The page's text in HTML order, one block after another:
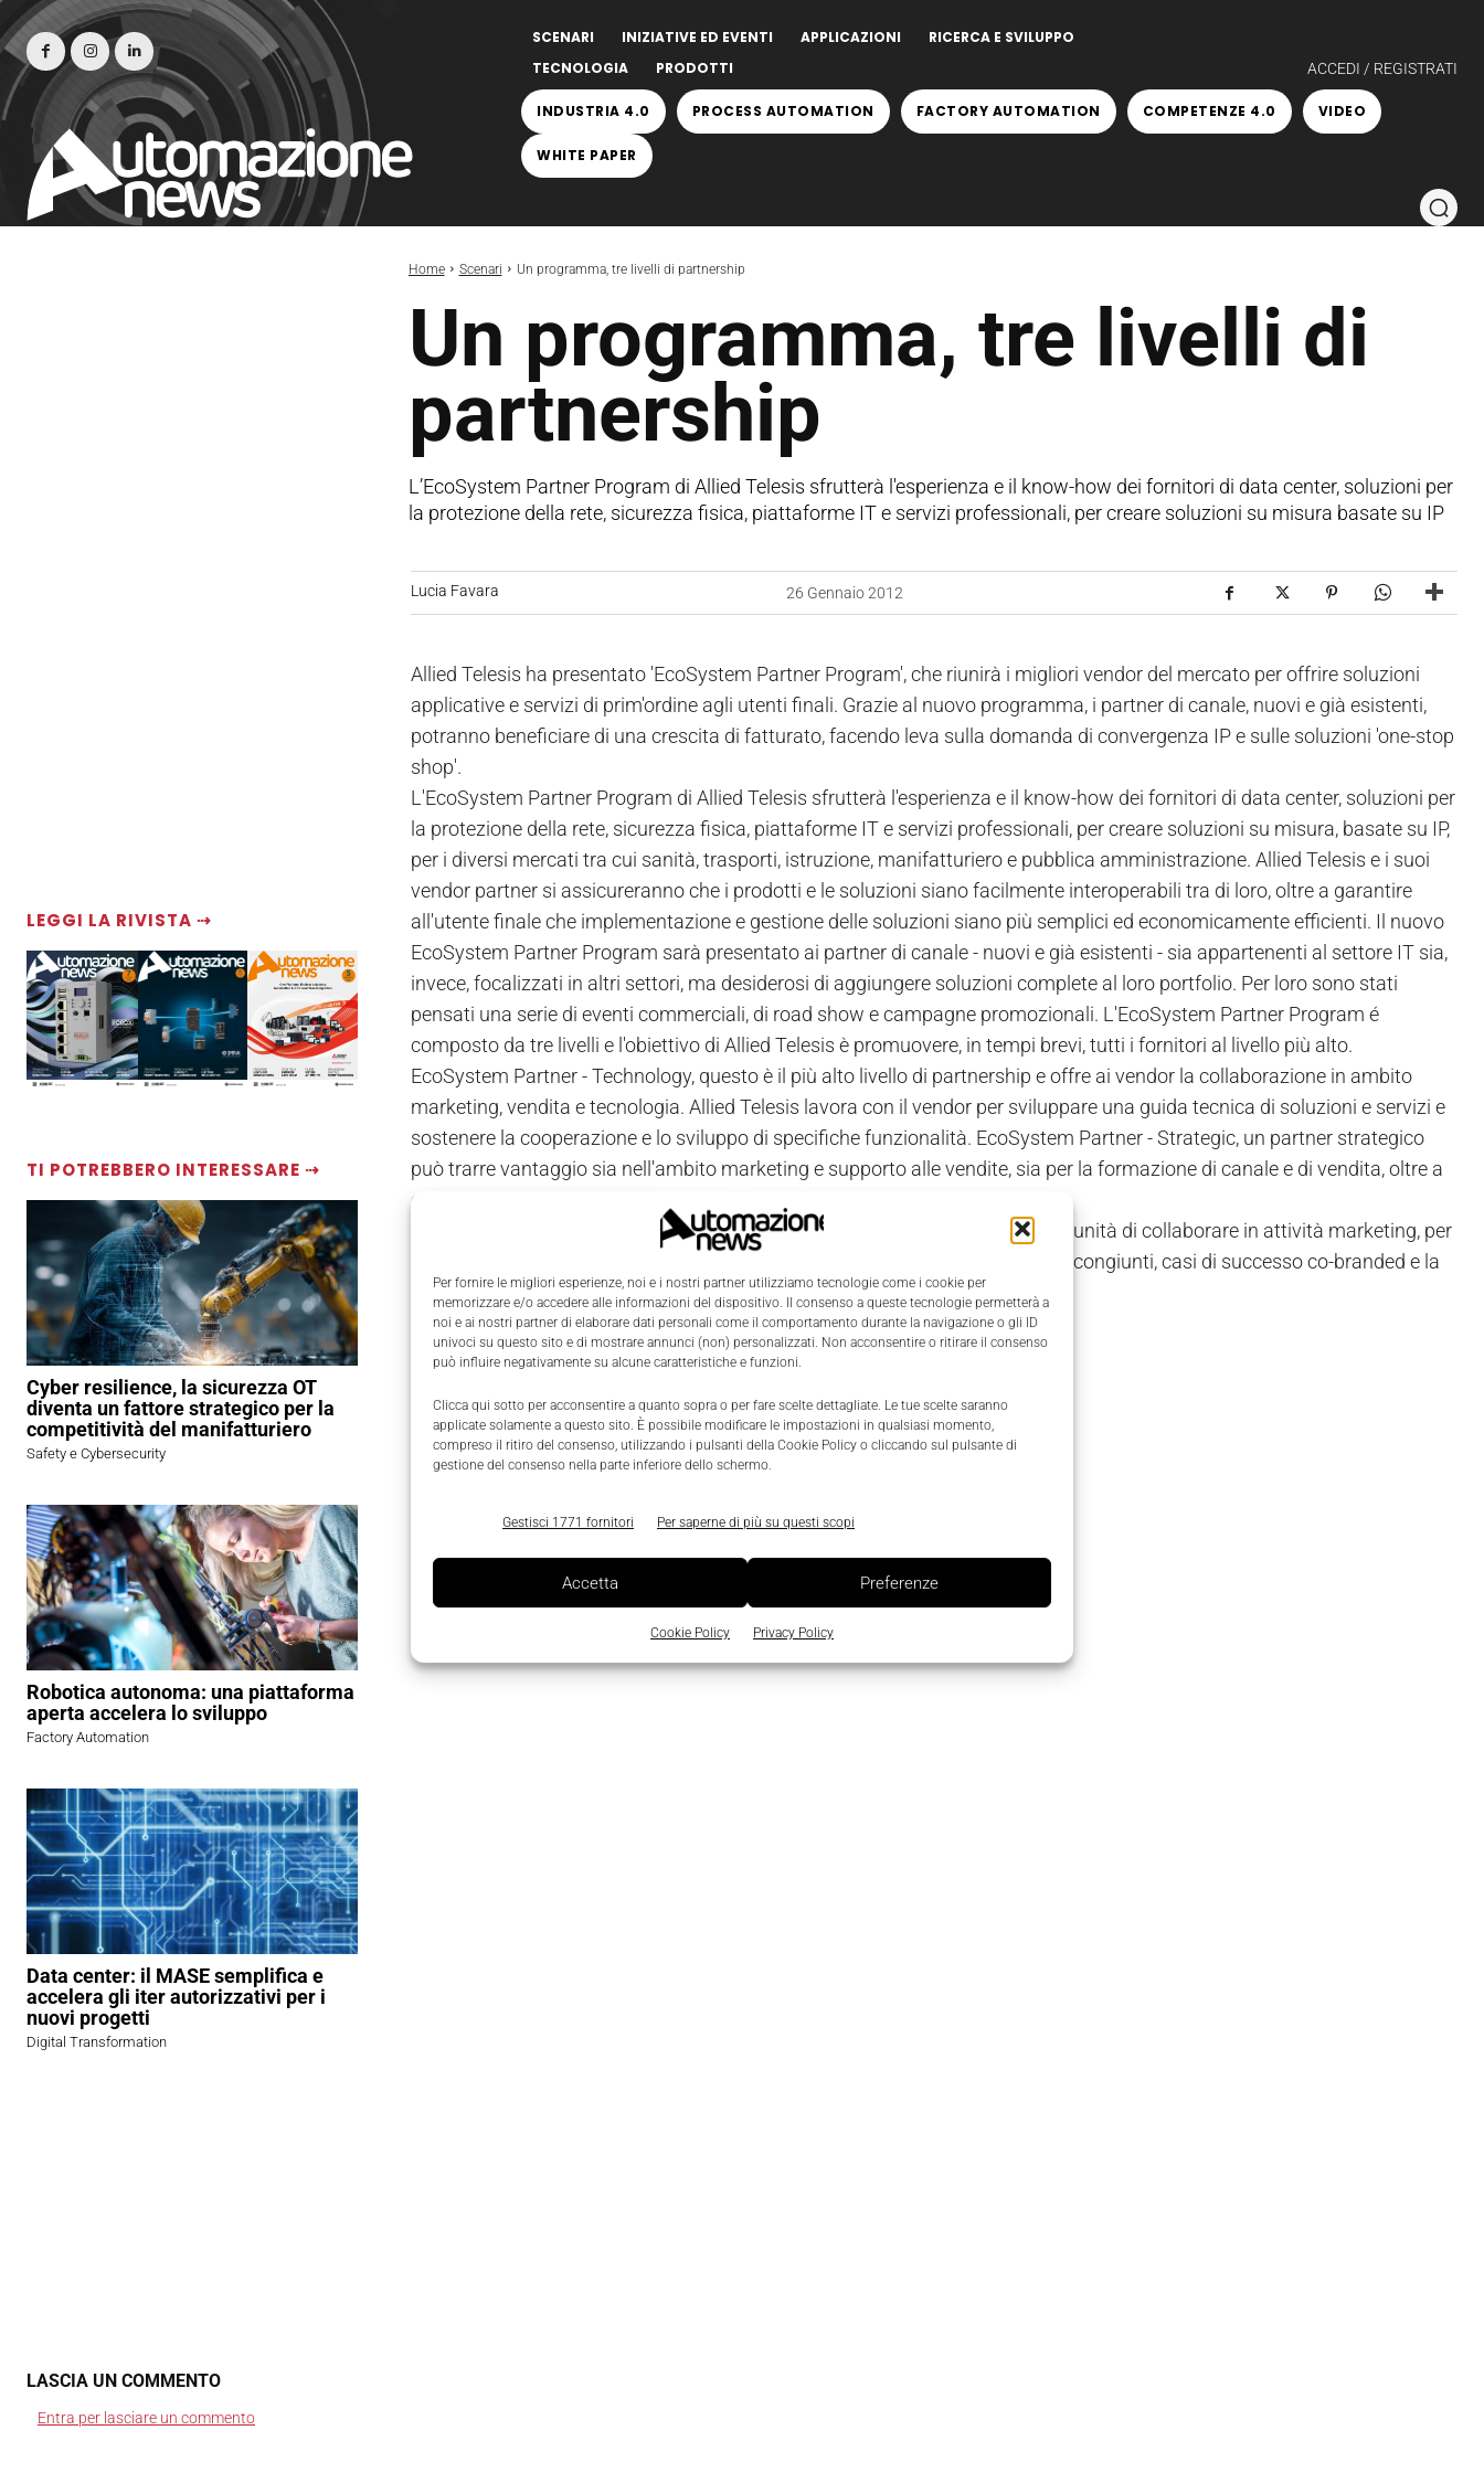
Per fornire le migliori esperienze, noi e i nostri partner utilizziamo tecnologie come i cookie per
memorizzare e/o accedere alle informazioni del dispositivo. Il consenso a queste tecnologie permetterà a
noi e ai nostri partner di elaborare dati personali come il comportamento durante la navigazione o gli ID
univoci su questo sito e di mostrare annunci (non) personalizzati. Non acconsentire o ritirare il consenso
può influire negativamente su alcune caratteristiche e funzioni.
Clicca qui sotto per acconsentire a quanto sopra o per fare scelte dettagliate. Le tue scelte saranno
applicate solamente a questo sito. È possibile modificare le impostazioni in qualsiasi momento,
compreso il ritiro del consenso, utilizzando i pulsanti della Cookie Policy o cliccando sul pulsante di
gestione del consenso nella parte inferiore dello schermo.
Gestisci 1771 fornitori Per saperne di più su questi scopi
Accetta Preferenze
Cookie Policy Privacy Policy
SCENARI INIZIATIVE ED EVENTI APPLICAZIONI
RICERCA E SVILUPPO
TECNOLOGIA
PRODOTTI ACCEDI / REGISTRATI
INDUSTRIA 4.0 PROCESS AUTOMATION FACTORY AUTOMATION COMPETENZE 4.0 VIDEO
WHITE PAPER
Home Scenari Un programma, tre livelli di partnership
Un programma, tre livelli di
partnership
L’EcoSystem Partner Program di Allied Telesis sfrutterà l'esperienza e il know-how dei fornitori di data center, soluzioni per
la protezione della rete, sicurezza fisica, piattaforme IT e servizi professionali, per creare soluzioni su misura basate su IP
LEGGI LA RIVISTA ⇢
TI POTREBBERO INTERESSARE ⇢
Cyber resilience, la sicurezza OT
diventa un fattore strategico per la
competitività del manifatturiero
Safety e Cybersecurity
Robotica autonoma: una piattaforma
aperta accelera lo sviluppo
Factory Automation
Data center: il MASE semplifica e
accelera gli iter autorizzativi per i
nuovi progetti
Digital Transformation
Lucia Favara 26 Gennaio 2012
Allied Telesis ha presentato 'EcoSystem Partner Program', che riunirà i migliori vendor del mercato per offrire soluzioni
applicative e servizi di prim'ordine agli utenti finali. Grazie al nuovo programma, i partner di canale, nuovi e già esistenti,
potranno beneficiare di una crescita di fatturato, facendo leva sulla domanda di convergenza IP e sulle soluzioni 'one-stop
shop'.
L'EcoSystem Partner Program di Allied Telesis sfrutterà l'esperienza e il know-how dei fornitori di data center, soluzioni per
la protezione della rete, sicurezza fisica, piattaforme IT e servizi professionali, per creare soluzioni su misura, basate su IP,
per i diversi mercati tra cui sanità, trasporti, istruzione, manifatturiero e pubblica amministrazione. Allied Telesis e i suoi
vendor partner si assicureranno che i prodotti e le soluzioni siano facilmente interoperabili tra di loro, oltre a garantire
all'utente finale che implementazione e gestione delle soluzioni siano più semplici ed economicamente efficienti. Il nuovo
EcoSystem Partner Program sarà presentato ai partner di canale - nuovi e già esistenti - sia appartenenti al settore IT sia,
invece, focalizzati in altri settori, ma desiderosi di aggiungere soluzioni complete al loro portfolio. Per loro sono stati
pensati una serie di eventi commerciali, di road show e campagne promozionali. L'EcoSystem Partner Program é
composto da tre livelli e l'obiettivo di Allied Telesis è promuovere, in tempi brevi, tutti i fornitori al livello più alto.
EcoSystem Partner - Technology, questo è il più alto livello di partnership e offre ai vendor la collaborazione in ambito
marketing, vendita e tecnologia. Allied Telesis lavora con il vendor per sviluppare una guida tecnica di soluzioni e servizi e
sostenere la cooperazione e lo sviluppo di specifiche funzionalità. EcoSystem Partner - Strategic, un partner strategico
può trarre vantaggio sia nell'ambito marketing e supporto alle vendite, sia per la formazione di canale e di vendita, oltre a
campagne di marketing e solution guide congiunte.
EcoSystem Partner, questa partnership di primo livello offre ai vendor l'opportunità di collaborare in attività marketing, per
dare visibilità alle soluzioni, attraverso la realizzazione di comunicati stampa congiunti, casi di successo co-branded e la
propria presenza nel PartnerPortal e Web di Allied Telesis.
LASCIA UN COMMENTO
Entra per lasciare un commento